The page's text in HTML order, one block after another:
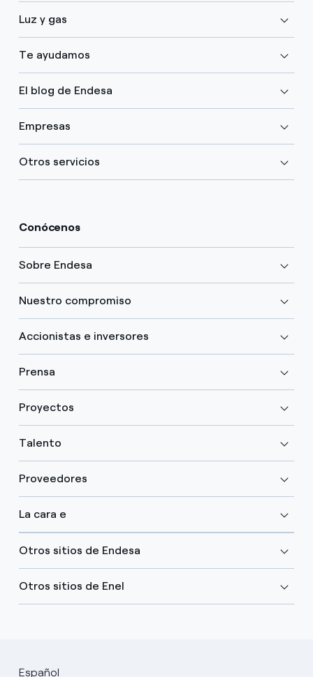
Luz y gas
Te ayudamos
El blog de Endesa
Empresas
Otros servicios
Conócenos
Sobre Endesa
Nuestro compromiso
Accionistas e inversores
Prensa
Proyectos
Talento
Proveedores
La cara e
Otros sitios de Endesa
Otros sitios de Enel
Español